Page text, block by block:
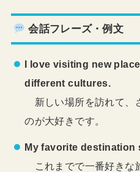
会話フレーズ・例文
I love visiting new
different cultures.
新しい場所を訪れて、
のが大好きです。
My favorite destination
これまでで一番好きな